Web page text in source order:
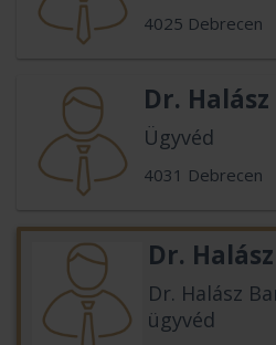
4025 Debrecen
Dr.
Ügyvéd
4031 Debrecen
Dr.
Dr. Halász
ügyvéd